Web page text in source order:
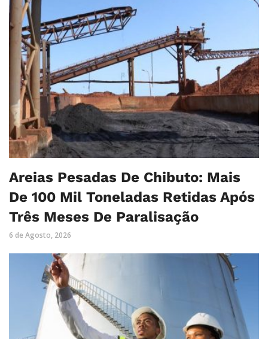
Areias Pesadas De Chibuto: Mais
De 100 Mil Toneladas Retidas Após
Três Meses De Paralisação
6 de Agosto, 2026